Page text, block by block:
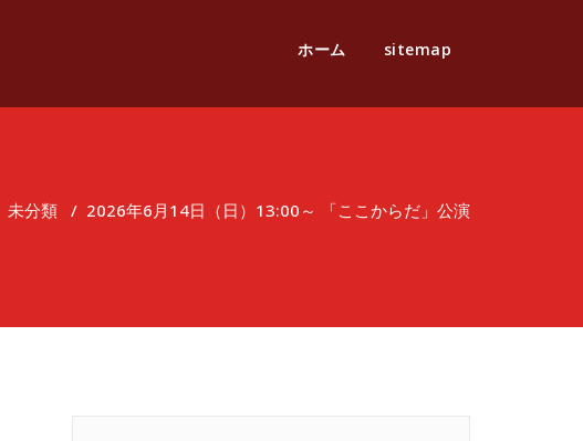
ホーム sitemap
未分類 / 2026年6月14日（日）13:00～ 「ここからだ」公演